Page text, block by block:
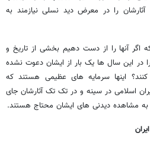
را در معرض دید نسلی نیازمند به
اگر آنها را از دست دهیم بخشی از تاریخ و
در این سال ها یک بار از ایشان دعوت نشده
اینها سرمایه های عظیمی هستند که
اسلامی در سینه و در تک تک آثارشان جای
مشاهده دیدنی های ایشان محتاج هستند.